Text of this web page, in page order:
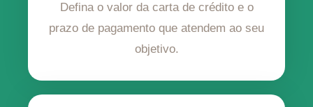
Defina o valor da carta de crédito e o
prazo de pagamento que atendem ao seu
objetivo.